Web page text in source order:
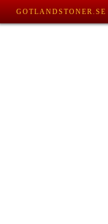
GOTLANDSTONER.SE